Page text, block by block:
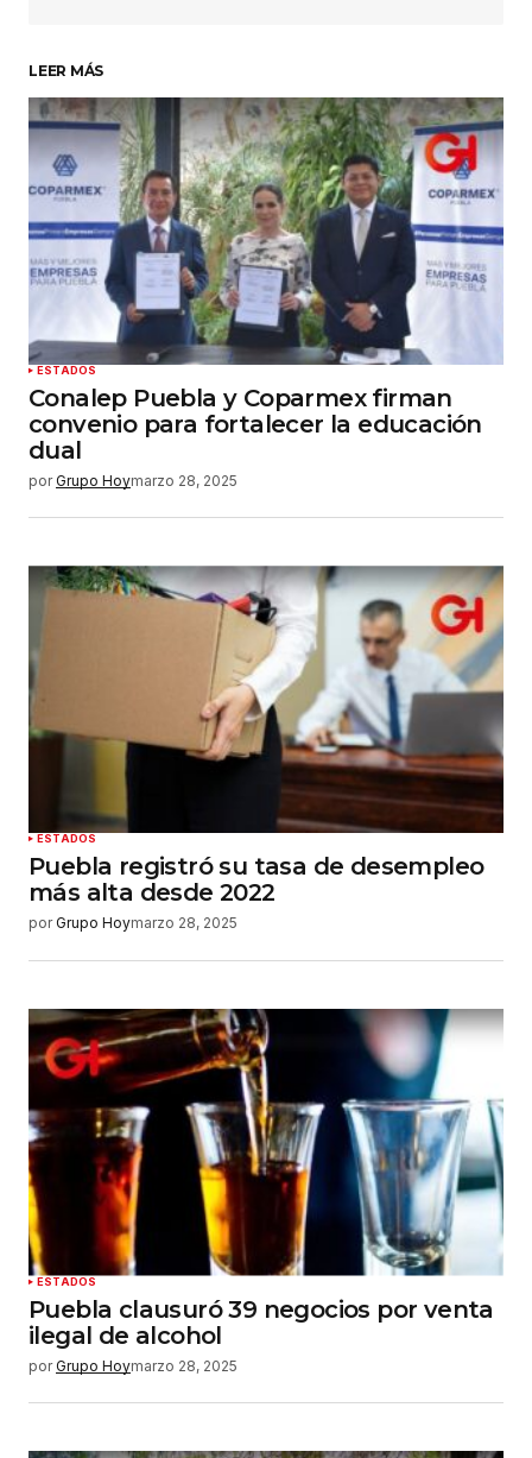
Su nombre
Tu correo electrónico*
Guardar mi nombre, correo electrónico y sitio
web en este navegador para la próxima vez que
haga un comentario.
Enviar comentario
LEER MÁS
ESTADOS
Conalep Puebla y Coparmex firman
convenio para fortalecer la educación
dual
por Grupo Hoymarzo 28, 2025
ESTADOS
Puebla registró su tasa de desempleo
más alta desde 2022
por Grupo Hoymarzo 28, 2025
ESTADOS
Puebla clausuró 39 negocios por venta
ilegal de alcohol
por Grupo Hoymarzo 28, 2025